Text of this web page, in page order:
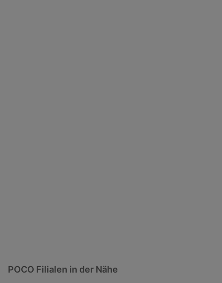
POCO Filialen in der Nähe